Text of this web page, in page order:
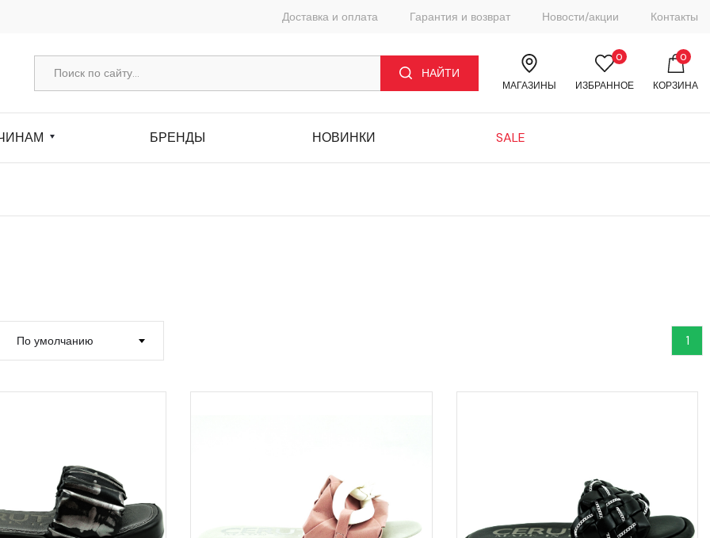
Доставка и оплата Гарантия и возврат Новости/акции Контакты
НАЙТИ
МАГАЗИНЫ ИЗБРАННОЕ
0
КОРЗИНА
0
БРЕНДЫ НОВИНКИ SALE
По умолчанию 1